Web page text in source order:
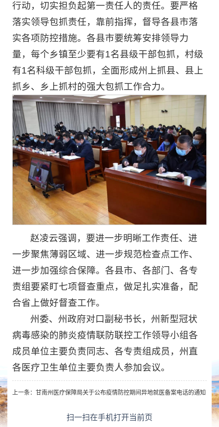
行动，切实担负起第一责任人的责任。要严格
落实领导包抓责任，靠前指挥，督导各县市落
实各项防控措施。各县市要统筹安排领导力
量，每个乡镇至少要有1名县级干部包抓，村级
有1名科级干部包抓，全面形成州上抓县、县上
抓乡、乡上抓村的强大包抓工作合力。
赵凌云强调，要进一步明晰工作责任、进
一步聚焦薄弱区域、进一步规范检查点工作、
进一步加强综合保障。各县市、各部门、各专
责组要紧盯七项督查重点，做足扎实准备，配
合省上做好督查工作。
州委、州政府对口副秘书长，州新型冠状
病毒感染的肺炎疫情联防联控工作领导小组各
成员单位主要负责同志、各专责组成员，州直
各医疗卫生单位主要负责人参加会议。
上一条： 甘南州医疗保障局关于公布疫情防控期间异地就医备案电话的通知
扫一扫在手机打开当前页